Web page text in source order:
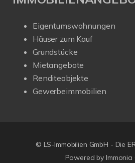
Eigentumswohnungen
Häuser zum Kauf
Grundstücke
Mietangebote
Renditeobjekte
Gewerbeimmobilien
© LS-Immobilien GmbH - Die
Powered by Immonia